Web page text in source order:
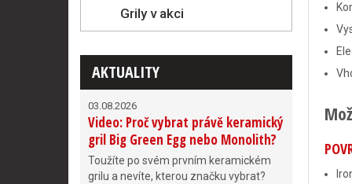
Grily v akci
AKTUALITY
03.08.2026
Video: Proč vybrat právě keramický
gril Big Green Egg nebo Monolith?
Toužíte po svém prvním keramickém
grilu a nevíte, kterou značku vybrat?